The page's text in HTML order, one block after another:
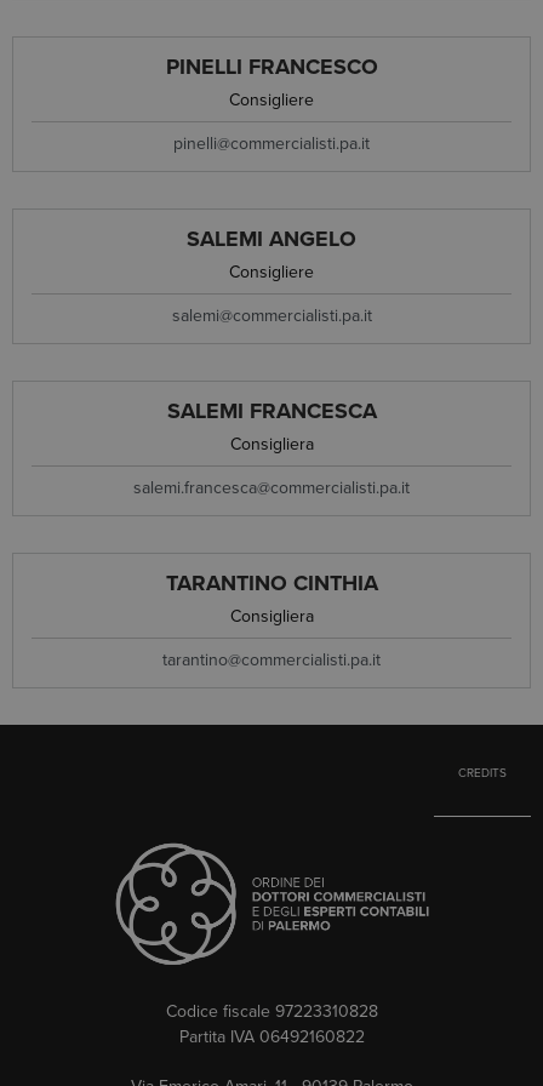
PINELLI FRANCESCO
Consigliere
pinelli@commercialisti.pa.it
SALEMI ANGELO
Consigliere
salemi@commercialisti.pa.it
SALEMI FRANCESCA
Consigliera
salemi.francesca@commercialisti.pa.it
TARANTINO CINTHIA
Consigliera
tarantino@commercialisti.pa.it
CREDITS
Codice fiscale 97223310828
Partita IVA 06492160822